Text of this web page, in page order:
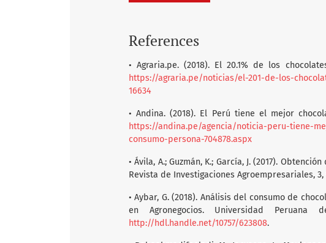
References
• Agraria.pe. (2018). El 20.1% de los
https://agraria.pe/noticias/el-201-de-los-
16634
• Andina. (2018). El Perú tiene el mejor
https://andina.pe/agencia/noticia-peru-tiene-
consumo-persona-704878.aspx
• Ávila, A.; Guzmán, K.; García, J. (2017).
Revista de Investigaciones Agroempresariales, 3,
• Aybar, G. (2018). Análisis del consumo de
en Agronegocios. Universidad Peruana
http://hdl.handle.net/10757/623808.